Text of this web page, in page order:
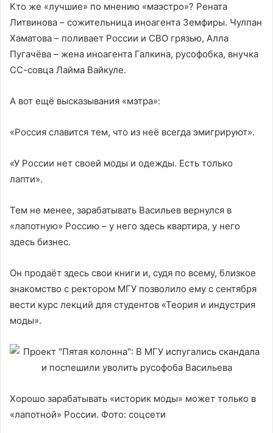
Кто же «лучшие» по мнению «маэстро»? Рената
Литвинова – сожительница иноагента Земфиры. Чулпан
Хаматова – поливает России и СВО грязью, Алла
Пугачёва – жена иноагента Галкина, русофобка, внучка
СС-совца Лайма Вайкуле.
А вот ещё высказывания «мэтра»:
«Россия славится тем, что из неё всегда эмигрируют».
«У России нет своей моды и одежды. Есть только
лапти».
Тем не менее, зарабатывать Васильев вернулся в
«лапотную» Россию – у него здесь квартира, у него
здесь бизнес.
Он продаёт здесь свои книги и, судя по всему, близкое
знакомство с ректором МГУ позволило ему с сентября
вести курс лекций для студентов «Теория и индустрия
моды».
Хорошо зарабатывать «историк моды» может только в
«лапотной» России. Фото: соцсети